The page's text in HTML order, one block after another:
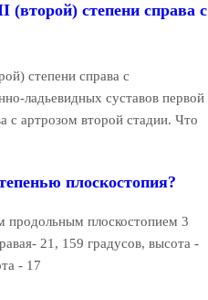
(второй) степени справа с
степени справа с
ладьевидных суставов первой
с артрозом второй стадии. Что
плоскостопия?
продольным плоскостопием 3
21, 159 градусов, высота -
- 17